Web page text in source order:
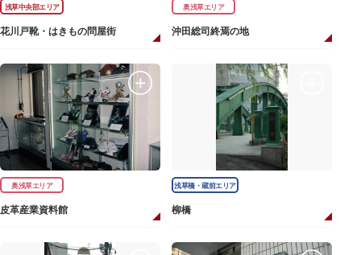
浅草中央部エリア
花川戸靴・はきもの問屋街
奥浅草エリア
沖田総司終焉の地
奥浅草エリア
皮革産業資料館
浅草橋・蔵前エリア
柳橋